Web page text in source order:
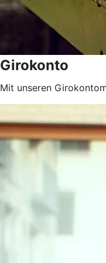
Girokonto
Mit unseren